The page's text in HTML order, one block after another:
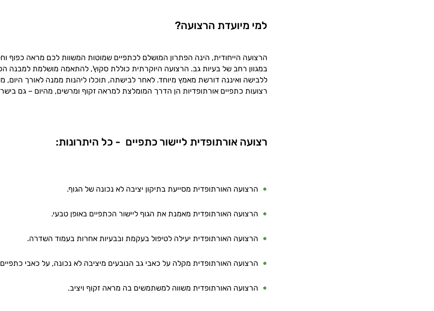
למי מיועדת הרצועה?
הרצועה הייחודית, הינה הפתרון המושלם לכתפיים שמוטות המשוות לכם מראה כפוף
במגוון רחב של בעיות גב. הרצועה היוקרתית כוללת סקוץ', להתאמה מושלמת למבנה
ללבישה ואיננה דורשת מאמץ מיוחד. לאחר לבישתה, תוכלו ליהנות ממנה לאורך היום,
רצועות כתפיים אורתופדיות הן הדרך המומלצת למראה זקוף ומרשים, מהיום – גם
רצועה אורתופדית ליישור כתפיים - כל היתרונות:
הרצועה האורתופדית מסייעת בתיקון יציבה לא נכונה של הגוף.
הרצועה האורתופדית מאמנת את הגוף ליישור הכתפיים באופן טבעי.
הרצועה האורתופדית יעילה לטיפול בעקמת ובבעיות אחרות בעמוד השדרה.
הרצועה האורתופדית מקלה על כאבי גב הנובעים מיציבה לא נכונה, על כאבי
הרצועה האורתופדית משווה למשתמשים בה מראה זקוף ויציב.